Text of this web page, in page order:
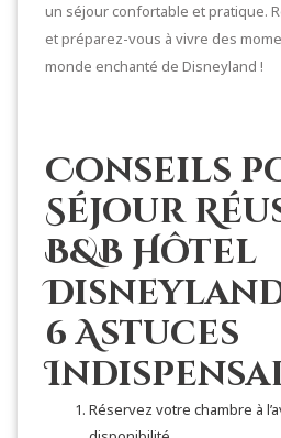
un séjour confortable et pratique.
et préparez-vous à vivre des
monde enchanté de Disneyland !
Conseils
Séjour
B&B Hôtel
6 Astuces
Réservez votre chambre à